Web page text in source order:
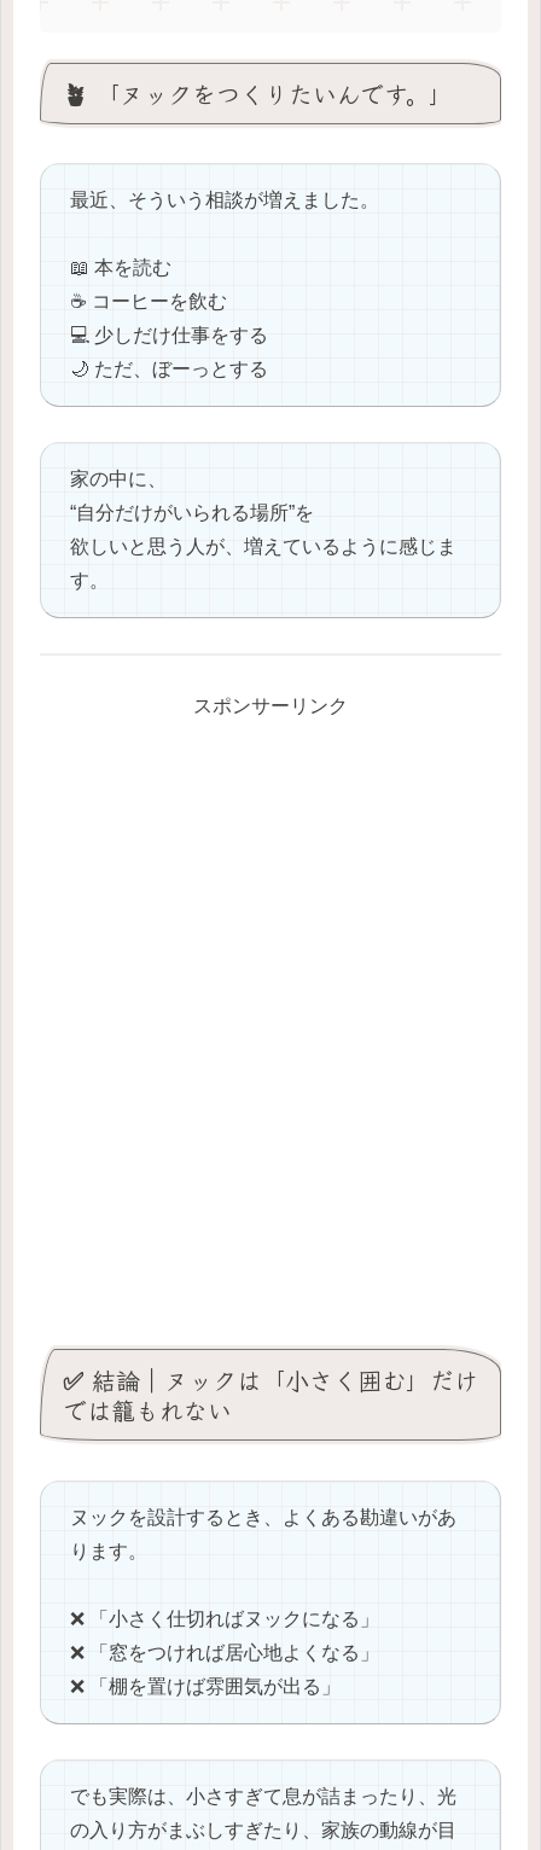
🪴 「ヌックをつくりたいんです。」
最近、そういう相談が増えました。
📖 本を読む
☕ コーヒーを飲む
💻 少しだけ仕事をする
🌙 ただ、ぼーっとする
家の中に、
“自分だけがいられる場所”を
欲しいと思う人が、増えているように感じま
す。
スポンサーリンク
✅ 結論｜ヌックは「小さく囲む」だけ
では籠もれない
ヌックを設計するとき、よくある勘違いがあ
ります。
❌ 「小さく仕切ればヌックになる」
❌ 「窓をつければ居心地よくなる」
❌ 「棚を置けば雰囲気が出る」
でも実際は、小さすぎて息が詰まったり、光
の入り方がまぶしすぎたり、家族の動線が目